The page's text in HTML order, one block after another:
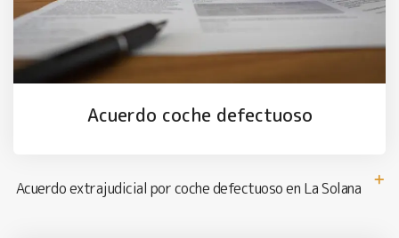
Acuerdo coche defectuoso
Acuerdo extrajudicial por coche defectuoso en La Solana